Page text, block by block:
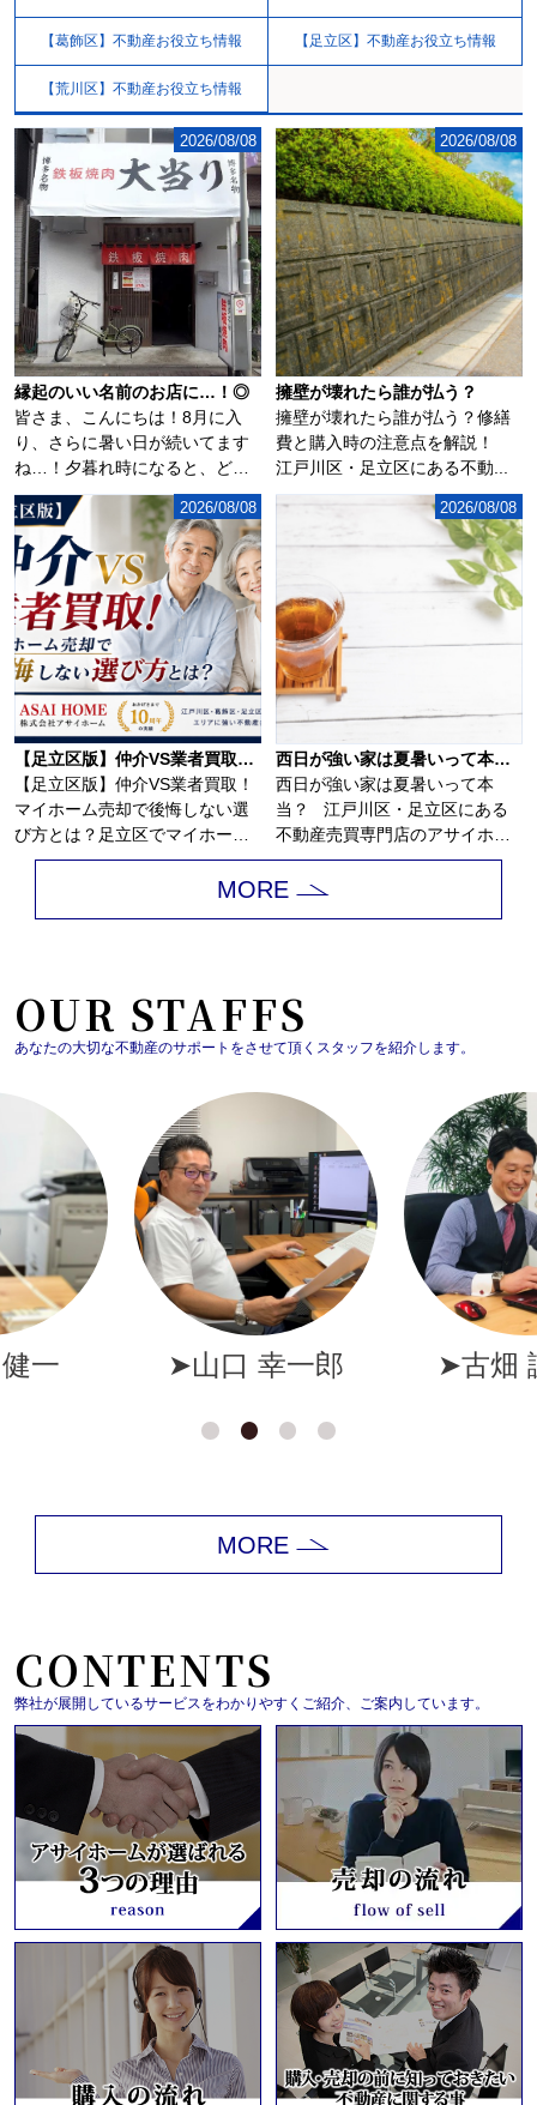
【葛飾区】不動産お役立ち情報 【足立区】不動産お役立ち情報
【荒川区】不動産お役立ち情報
縁起のいい名前のお店に…！◎
皆さま、こんにちは！8月に入
り、さらに暑い日が続いてます
ね…！夕暮れ時になると、どこ
からともなく花火...
2026/08/08
擁壁が壊れたら誰が払う？
擁壁が壊れたら誰が払う？修繕
費と購入時の注意点を解説！
江戸川区・足立区にある不動...
2026/08/08
【足立区版】仲介VS業者買取！マイホーム売却で後悔しない選び方とは？
【足立区版】仲介VS業者買取！
マイホーム売却で後悔しない選
び方とは？足立区でマイホーム
の売却を考え始...
2026/08/08
西日が強い家は夏暑いって本当？
西日が強い家は夏暑いって本
当？ 江戸川区・足立区にある
不動産売買専門店のアサイホ
ー...
2026/08/08
MORE
OUR STAFFS
あなたの大切な不動産のサポートをさせて頂くスタッフを紹介します。
郎 ➤古畑 誠一郎 ➤岩井
MORE
CONTENTS
弊社が展開しているサービスをわかりやすくご紹介、ご案内しています。